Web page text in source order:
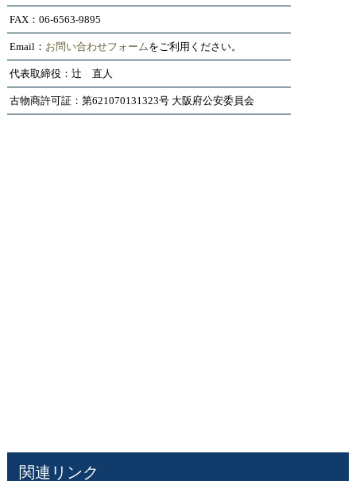
FAX：06-6563-9895
Email： お問い合わせフォームをご利用ください。
代表取締役：辻 直人
古物商許可証：第621070131323号 大阪府公安委員会
関連リンク